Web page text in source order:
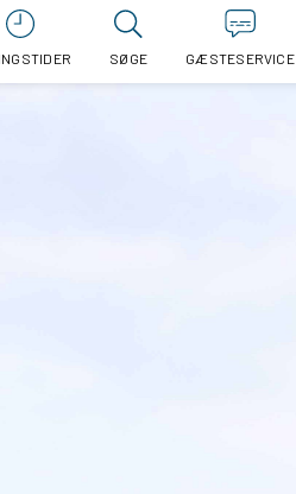
SØGE GÆSTESERVICE